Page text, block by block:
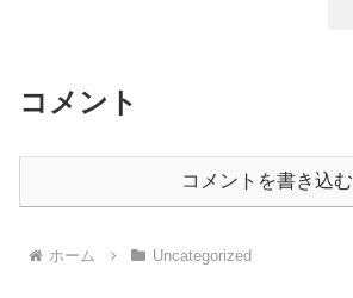
コメント
コメントを書き込む
ホーム Uncategorized